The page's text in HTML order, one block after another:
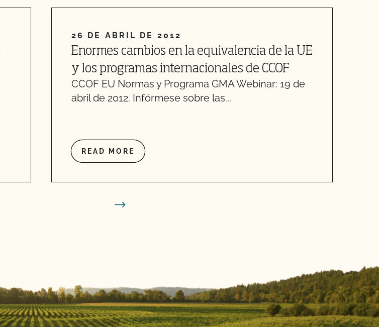
26 DE ABRIL DE 2012
Enormes cambios en la equivalencia de la UE
y los programas internacionales de CCOF
CCOF EU Normas y Programa GMA Webinar: 19 de
abril de 2012. Infórmese sobre las...
READ MORE